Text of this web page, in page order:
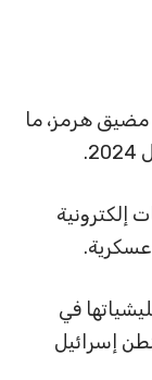
مضيق هرمز، ما
إلكترونية
في
إسرائيل